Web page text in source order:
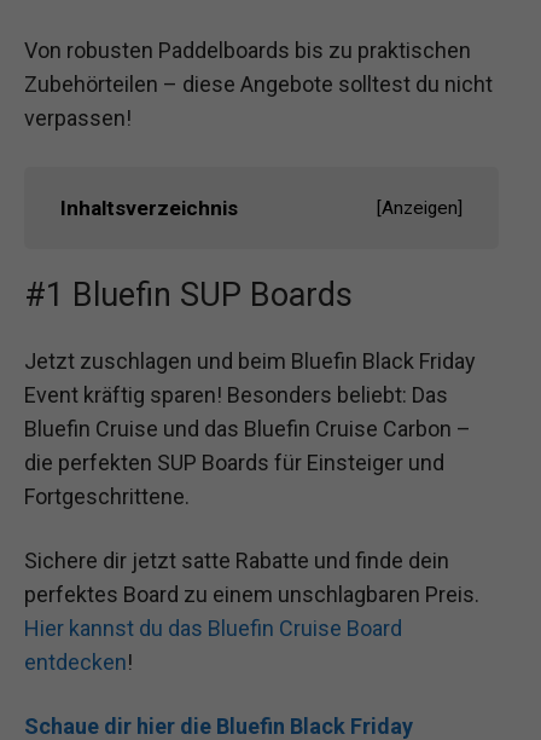
Von robusten Paddelboards bis zu praktischen
Zubehörteilen – diese Angebote solltest du nicht
verpassen!
Inhaltsverzeichnis [Anzeigen]
#1 Bluefin SUP Boards
Jetzt zuschlagen und beim Bluefin Black Friday
Event kräftig sparen! Besonders beliebt: Das
Bluefin Cruise und das Bluefin Cruise Carbon –
die perfekten SUP Boards für Einsteiger und
Fortgeschrittene.
Sichere dir jetzt satte Rabatte und finde dein
perfektes Board zu einem unschlagbaren Preis.
Hier kannst du das Bluefin Cruise Board
entdecken!
Schaue dir hier die Bluefin Black Friday